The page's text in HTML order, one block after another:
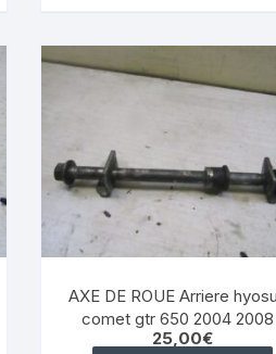
AXE DE ROUE Arriere
comet gtr 650 2004 2008 |
eBay
25,00€